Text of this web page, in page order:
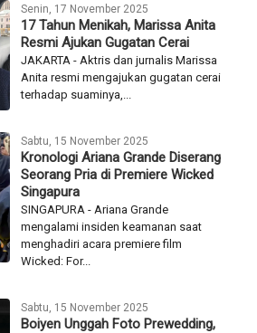
Senin, 17 November 2025
17 Tahun Menikah, Marissa Anita
Resmi Ajukan Gugatan Cerai
JAKARTA - Aktris dan jurnalis Marissa
Anita resmi mengajukan gugatan cerai
terhadap suaminya,...
Sabtu, 15 November 2025
Kronologi Ariana Grande Diserang
Seorang Pria di Premiere Wicked
Singapura
SINGAPURA - Ariana Grande
mengalami insiden keamanan saat
menghadiri acara premiere film
Wicked: For...
Sabtu, 15 November 2025
Boiyen Unggah Foto Prewedding,